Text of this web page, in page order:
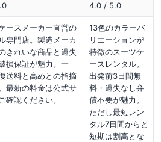
4.0 / 5.0
ースメーカー直営の
専門店。製造メーカ
きれいな商品と過失
損保証が魅力。一
送料と高めとの指摘
最新の料金は公式サ
確認ください。
13色のカラーバ
リエーションが
特徴のスーツケ
ースレンタル。
出発前3日間無
料・過失なし弁
償不要が魅力。
ただし最短レン
タル7日間からと
短期は割高とな